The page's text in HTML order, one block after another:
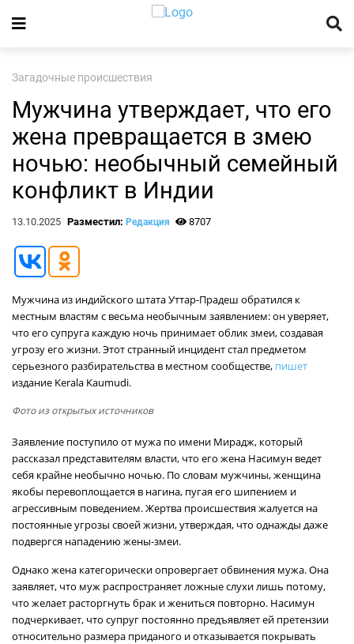
Загадочные происшествия
Мужчина утверждает, что его
жена превращается в змею
ночью: необычный семейный
конфликт в Индии
13.10.2025 Разместил: Редакция 8707
Мужчина из индийского штата Уттар-Прадеш обратился к
местным властям с весьма необычным заявлением: он уверяет,
что его супруга каждую ночь принимает облик змеи, создавая
угрозу его жизни. Этот странный инцидент стал предметом
серьезного разбирательства в местном сообществе, пишет
издание Kerala Kaumudi.
Фото из открытых источников
Заявление поступило от мужа по имени Мирадж, который
рассказал представителям власти, что его жена Насимун ведет
себя крайне необычно ночью. По словам мужчины, женщина
якобы перевоплощается в нагина, пугая его шипением и
агрессивным поведением. Жертва происшествия жалуется на
постоянные угрозы своей жизни, утверждая, что однажды даже
подвергся нападению жены-змеи.
Однако жена категорически опровергает обвинения мужа. Она
заявляет, что муж распространяет ложные слухи лишь потому,
что желает расторгнуть брак и жениться повторно. Насимун
подчеркивает, что супруг постоянно предъявляет ей претензии
относительно размера приданого и отказывается покрывать